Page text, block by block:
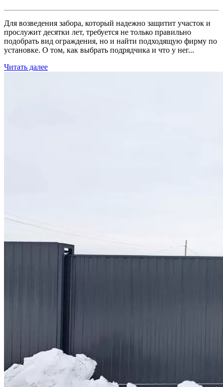
Для возведения забора, который надежно защитит участок и
прослужит десятки лет, требуется не только правильно
подобрать вид ограждения, но и найти подходящую фирму по
установке. О том, как выбрать подрядчика и что у нег...
Читать далее